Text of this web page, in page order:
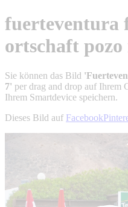
fuerteventura
ortschaft pozo
Sie können das Bild
7' per drag and drop auf Ihrem
Ihrem Smartdevice speichern.
Dieses Bild auf Facebook